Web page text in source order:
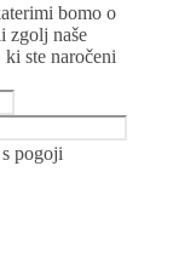
bomo o
zgolj naše
ste naročeni
pogoji